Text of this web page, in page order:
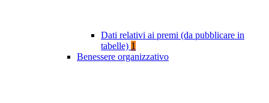
Dati relativi ai premi (da pubblicare in
tabelle) 1
Benessere organizzativo